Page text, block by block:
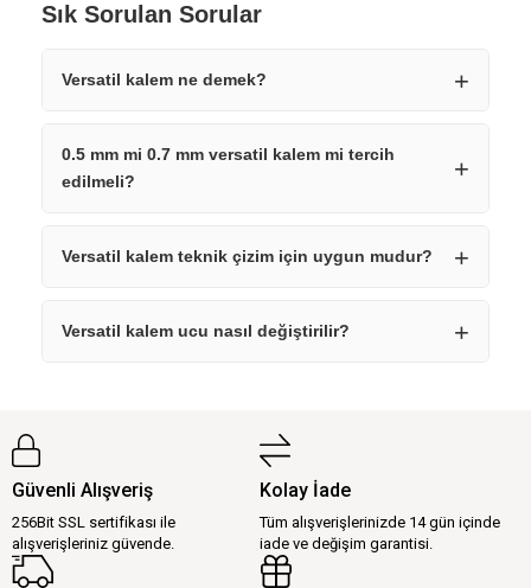
Sık Sorulan Sorular
Versatil kalem ne demek?
0.5 mm mi 0.7 mm versatil kalem mi tercih
edilmeli?
Versatil kalem teknik çizim için uygun mudur?
Versatil kalem ucu nasıl değiştirilir?
Güvenli Alışveriş
256Bit SSL sertifikası ile
alışverişleriniz güvende.
Kolay İade
Tüm alışverişlerinizde 14 gün içinde
iade ve değişim garantisi.